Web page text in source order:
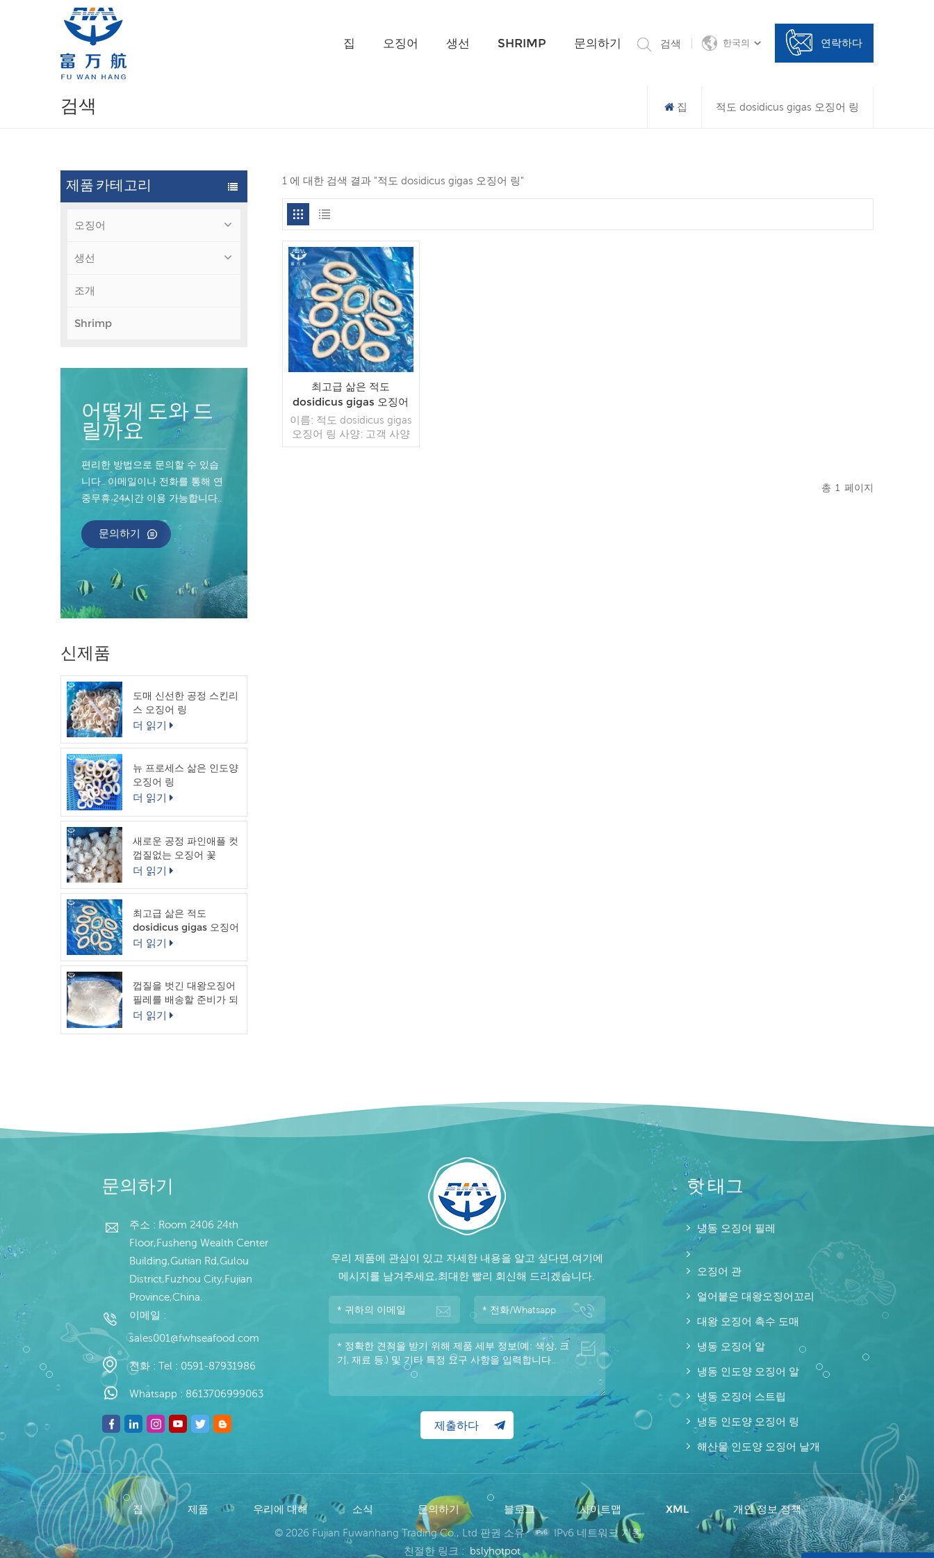
집 오징어 생선 SHRIMP 문의하기 검색 한국의 연락하다
검색 집 적도 dosidicus gigas 오징어 링
제품 카테고리
오징어
생선
조개
Shrimp
어떻게 도와 드
릴까요
편리한 방법으로 문의할 수 있습
니다.. 이메일이나 전화를 통해 연
중무휴 24시간 이용 가능합니다..
문의하기
신제품
도매 신선한 공정 스킨리
스 오징어 링
더 읽기
뉴 프로세스 삶은 인도양
오징어 링
더 읽기
새로운 공정 파인애플 컷
껍질없는 오징어 꽃
더 읽기
최고급 삶은 적도
dosidicus gigas 오징어
링
더 읽기
껍질을 벗긴 대왕오징어
필레를 배송할 준비가 되
었습니다.
더 읽기
1 에 대한 검색 결과 "적도 dosidicus gigas 오징어 링"
최고급 삶은 적도
dosidicus gigas 오징어
링
이름: 적도 dosidicus gigas
오징어 링 사양: 고객 사양
과정: 삶은 글레이징: IQF
총 1 페이지
문의하기
주소 : Room 2406 24th
Floor,Fusheng Wealth Center
Building,Gutian Rd,Gulou
District,Fuzhou City,Fujian
Province,China.
이메일 :
sales001@fwhseafood.com
전화 : Tel : 0591-87931986
Whatsapp : 8613706999063
우리 제품에 관심이 있고 자세한 내용을 알고 싶다면,여기에
메시지를 남겨주세요,최대한 빨리 회신해 드리겠습니다.
핫 태그
냉동 오징어 필레
오징어 관
얼어붙은 대왕오징어꼬리
대왕 오징어 촉수 도매
냉동 오징어 알
냉동 인도양 오징어 알
냉동 오징어 스트립
냉동 인도양 오징어 링
해산물 인도양 오징어 날개
집 제품 우리에 대해 소식 문의하기 블로그 사이트맵 XML 개인 정보 정책
© 2026 Fujian Fuwanhang Trading Co., Ltd 판권 소유.
IPv6 네트워크 지원
친절한 링크 : bslyhotpot